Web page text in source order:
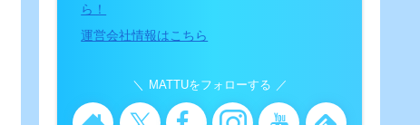
ら！
運営会社情報はこちら
MATTUをフォローする